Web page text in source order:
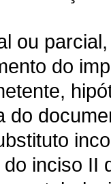
ou
do
do
do inciso